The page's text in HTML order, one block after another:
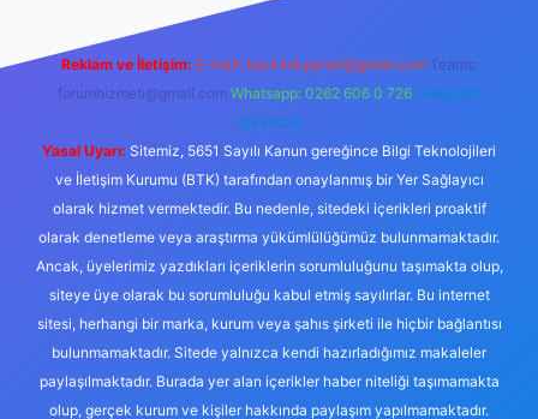
Reklam ve İletişim: E-mail: backlinkpaneli@gmail.com Teams:
forumhizmeti@gmail.com Whatsapp: 0262 606 0 726 Telegram:
@karabul
Yasal Uyarı: Sitemiz, 5651 Sayılı Kanun gereğince Bilgi Teknolojileri
ve İletişim Kurumu (BTK) tarafından onaylanmış bir Yer Sağlayıcı
olarak hizmet vermektedir. Bu nedenle, sitedeki içerikleri proaktif
olarak denetleme veya araştırma yükümlülüğümüz bulunmamaktadır.
Ancak, üyelerimiz yazdıkları içeriklerin sorumluluğunu taşımakta olup,
siteye üye olarak bu sorumluluğu kabul etmiş sayılırlar. Bu internet
sitesi, herhangi bir marka, kurum veya şahıs şirketi ile hiçbir bağlantısı
bulunmamaktadır. Sitede yalnızca kendi hazırladığımız makaleler
paylaşılmaktadır. Burada yer alan içerikler haber niteliği taşımamakta
olup, gerçek kurum ve kişiler hakkında paylaşım yapılmamaktadır.